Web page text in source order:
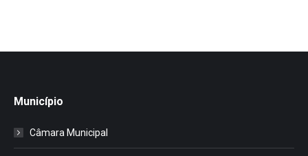
Município
Câmara Municipal